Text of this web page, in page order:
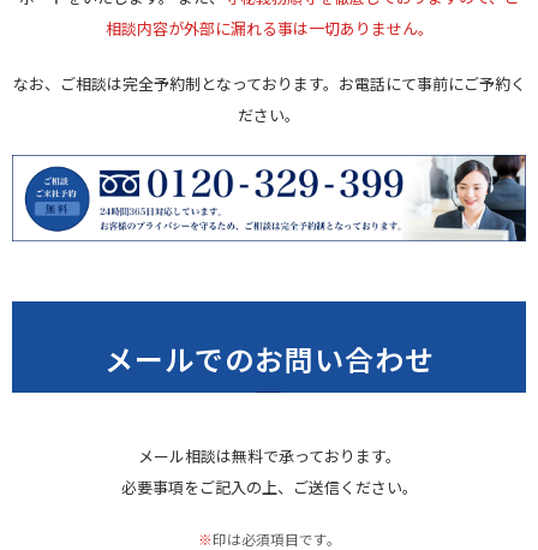
相談内容が外部に漏れる事は一切ありません。
なお、ご相談は完全予約制となっております。お電話にて事前にご予約く
ださい。
メールでのお問い合わせ
メール相談は無料で承っております。
必要事項をご記入の上、ご送信ください。
※印は必須項目です。